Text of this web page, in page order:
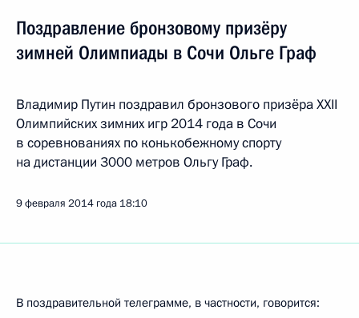
Поздравление бронзовому призёру
зимней Олимпиады в Сочи Ольге Граф
Владимир Путин поздравил бронзового призёра XXII
Олимпийских зимних игр 2014 года в Сочи
в соревнованиях по конькобежному спорту
на дистанции 3000 метров Ольгу Граф.
9 февраля 2014 года 18:10
В поздравительной телеграмме, в частности, говорится: